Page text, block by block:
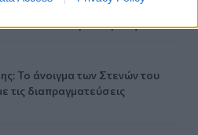
στο Σούπερ Καπ με την ΑΕΚ!
Το άνοιγμα των Στενών του
τις διαπραγματεύσεις